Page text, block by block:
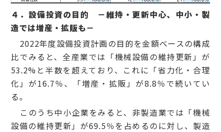
４．設備投資の目的 －維持・更新中心、中小・製
造では増産・拡販も－
2022年度設備投資計画の目的を金額ベースの構成
比でみると、全産業では「機械設備の維持更新」が
53.2%と半数を超えており、これに「省力化・合理
化」が16.7％、「増産・拡販」が8.8％で続いてい
る。
このうち中小企業をみると、非製造業では「機械
設備の維持更新」が69.5％を占めるのに対し、製造